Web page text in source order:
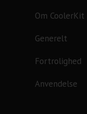
Om CoolerKit
Generelt
Fortrolighed
Anvendelse